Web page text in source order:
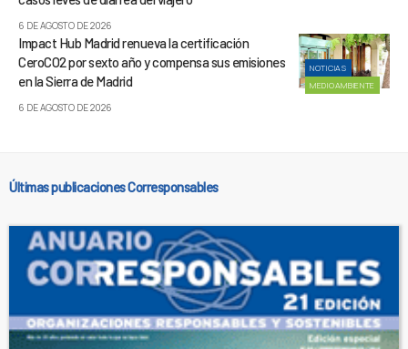
6 DE AGOSTO DE 2026
NOTICIAS
MEDIOAMBIENTE
Impact Hub Madrid renueva la certificación
CeroCO2 por sexto año y compensa sus emisiones
en la Sierra de Madrid
6 DE AGOSTO DE 2026
Últimas publicaciones Corresponsables